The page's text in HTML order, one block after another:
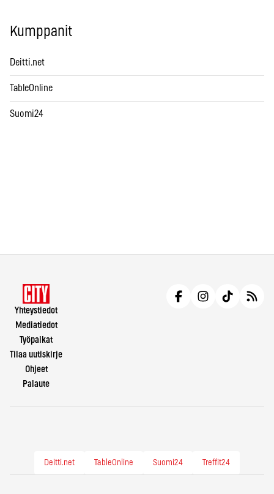
Kumppanit
Deitti.net
TableOnline
Suomi24
Yhteystiedot
Mediatiedot
Työpaikat
Tilaa uutiskirje
Ohjeet
Palaute
Deitti.net TableOnline Suomi24 Treffit24